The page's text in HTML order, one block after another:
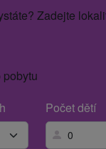
Zadejte
pobytu
Počet dětí